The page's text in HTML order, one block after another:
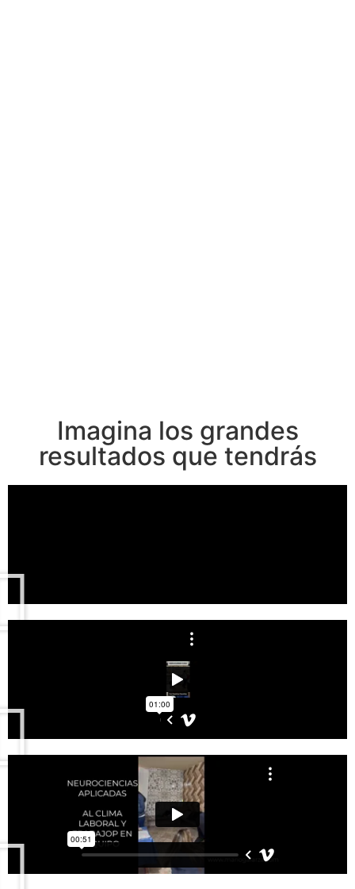
Imagina los grandes
resultados que tendrás